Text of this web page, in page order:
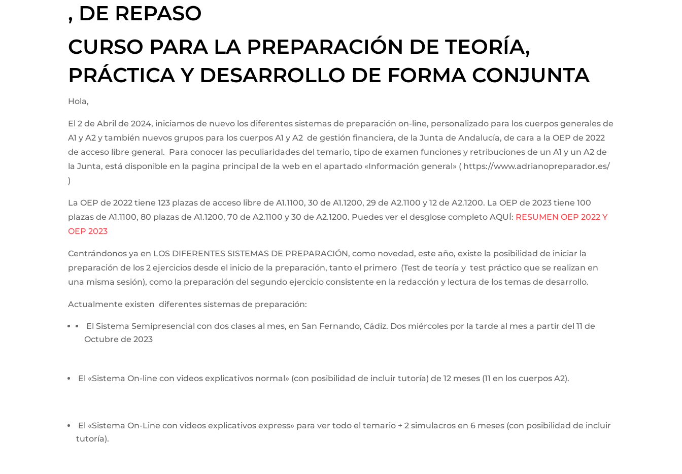
, DE REPASO
CURSO PARA LA PREPARACIÓN DE TEORÍA,
PRÁCTICA Y DESARROLLO DE FORMA CONJUNTA
Hola,
El 2 de Abril de 2024, iniciamos de nuevo los diferentes sistemas de preparación on-line, personalizado para los cuerpos generales de
A1 y A2 y también nuevos grupos para los cuerpos A1 y A2 de gestión financiera, de la Junta de Andalucía, de cara a la OEP de 2022
de acceso libre general. Para conocer las peculiaridades del temario, tipo de examen funciones y retribuciones de un A1 y un A2 de
la Junta, está disponible en la pagina principal de la web en el apartado «Información general» ( https://www.adrianopreparador.es/
)
La OEP de 2022 tiene 123 plazas de acceso libre de A1.1100, 30 de A1.1200, 29 de A2.1100 y 12 de A2.1200. La OEP de 2023 tiene 100
plazas de A1.1100, 80 plazas de A1.1200, 70 de A2.1100 y 30 de A2.1200. Puedes ver el desglose completo AQUÍ: RESUMEN OEP 2022 Y
OEP 2023
Centrándonos ya en LOS DIFERENTES SISTEMAS DE PREPARACIÓN, como novedad, este año, existe la posibilidad de iniciar la
preparación de los 2 ejercicios desde el inicio de la preparación, tanto el primero (Test de teoría y test práctico que se realizan en
una misma sesión), como la preparación del segundo ejercicio consistente en la redacción y lectura de los temas de desarrollo.
Actualmente existen diferentes sistemas de preparación:
El Sistema Semipresencial con dos clases al mes, en San Fernando, Cádiz. Dos miércoles por la tarde al mes a partir del 11 de
Octubre de 2023
El «Sistema On-line con videos explicativos normal» (con posibilidad de incluir tutoría) de 12 meses (11 en los cuerpos A2).
El «Sistema On-Line con videos explicativos express» para ver todo el temario + 2 simulacros en 6 meses (con posibilidad de incluir
tutoría).